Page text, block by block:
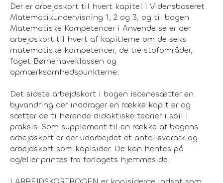
Der er arbejdskort til hvert kapitel i Vidensbaseret
Matematikundervisning 1, 2 og 3, og til bogen
Matematiske Kompetencer i Anvendelse er der
arbejdskort til hvert af kapitlerne om de seks
matematiske kompetencer, de tre stofområder,
faget Børnehaveklassen og
opmærksomhedspunkterne.
Det sidste arbejdskort i bogen iscenesætter en
byvandring der inddrager en række kapitler og
sætter de tilhørende didaktiske teorier i spil i
praksis. Som supplement til en række af bogens
arbejdskort er der udarbejdet et antal svarark og
arbejdskort som kopisider. De kan hentes på
og/eller printes fra forlagets hjemmeside.